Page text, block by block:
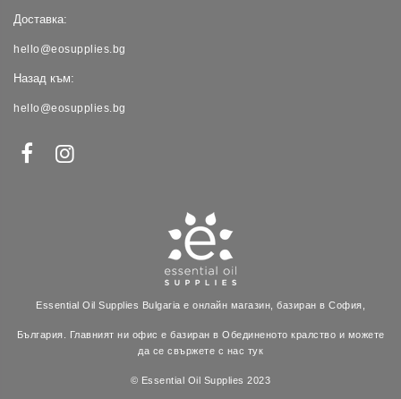
Доставка:
hello@eosupplies.bg
Назад към:
hello@eosupplies.bg
Essential Oil Supplies Bulgaria е онлайн магазин, базиран в София,
България. Главният ни офис е базиран в Обединеното кралство и можете
да се свържете с нас тук
© Essential Oil Supplies 2023